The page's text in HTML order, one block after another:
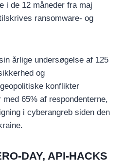
i de 12 måneder fra maj
ransomware- og
årlige undersøgelse af 125
og
konflikter
65% af respondenterne,
i cyberangreb siden den
DAY, API-HACKS